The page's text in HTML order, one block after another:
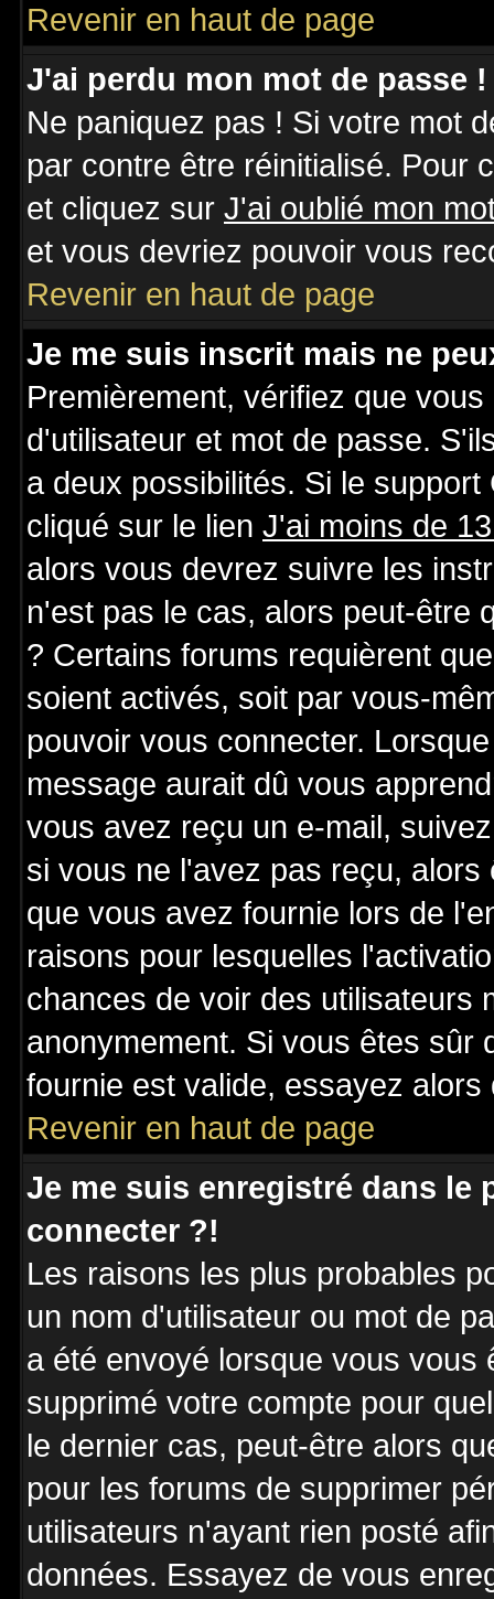
Revenir en haut de page
J'ai perdu mon mot de passe !
Ne paniquez pas ! Si votre mot
par contre être réinitialisé. Pour
et cliquez sur J'ai oublié mon
et vous devriez pouvoir vous
Revenir en haut de page
Je me suis inscrit mais ne
Premièrement, vérifiez que
d'utilisateur et mot de passe.
a deux possibilités. Si le
cliqué sur le lien J'ai moins de
alors vous devrez suivre les
n'est pas le cas, alors peut-être
? Certains forums requièrent
soient activés, soit par vous-
pouvoir vous connecter.
message aurait dû vous
vous avez reçu un e-mail,
si vous ne l'avez pas reçu,
que vous avez fournie lors de
raisons pour lesquelles
chances de voir des utilisateurs
anonymement. Si vous êtes sûr
fournie est valide, essayez
Revenir en haut de page
Je me suis enregistré dans le
connecter ?!
Les raisons les plus probables
un nom d'utilisateur ou mot de
a été envoyé lorsque vous
supprimé votre compte pour
le dernier cas, peut-être alors
pour les forums de supprimer
utilisateurs n'ayant rien posté
données. Essayez de vous